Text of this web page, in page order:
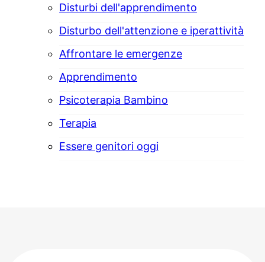
Disturbi dell'apprendimento
Disturbo dell'attenzione e iperattività
Affrontare le emergenze
Apprendimento
Psicoterapia Bambino
Terapia
Essere genitori oggi